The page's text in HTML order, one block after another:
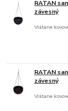
RATAN
závesný
Vrátane
RATAN
závesný
Vrátane